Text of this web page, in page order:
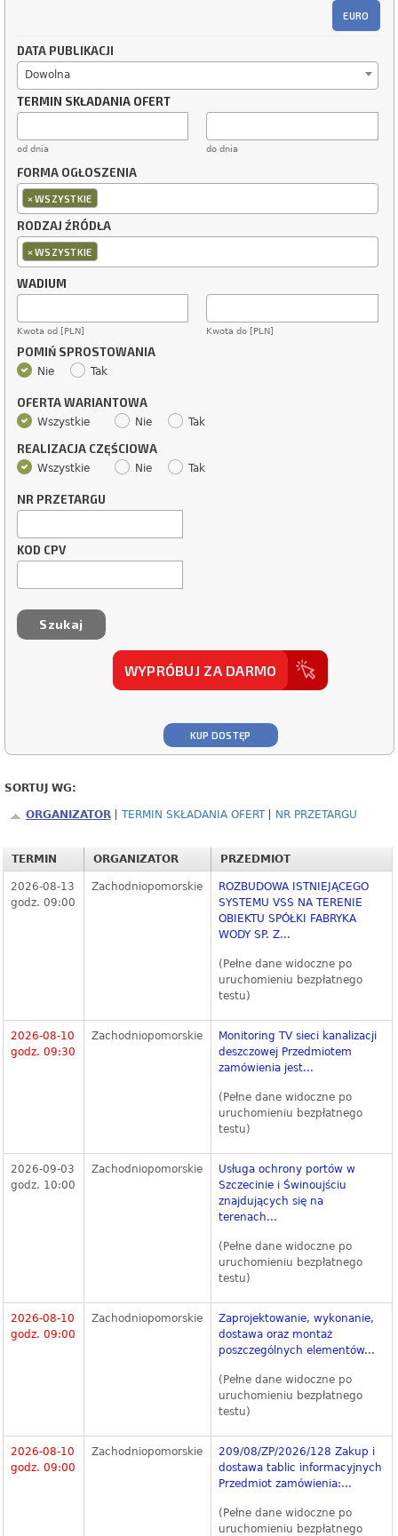
EURO
DATA PUBLIKACJI
Dowolna
TERMIN SKŁADANIA OFERT
od dnia do dnia
FORMA OGŁOSZENIA
×WSZYSTKIE
RODZAJ ŹRÓDŁA
×WSZYSTKIE
WADIUM
Kwota od [PLN] Kwota do [PLN]
POMIŃ SPROSTOWANIA
Nie Tak
OFERTA WARIANTOWA
Wszystkie Nie Tak
REALIZACJA CZĘŚCIOWA
Wszystkie Nie Tak
NR PRZETARGU
KOD CPV
WYPRÓBUJ ZA DARMO
KUP DOSTĘP
SORTUJ WG:
ORGANIZATOR TERMIN SKŁADANIA OFERT NR PRZETARGU
TERMIN ORGANIZATOR PRZEDMIOT
2026-08-13
godz. 09:00
Zachodniopomorskie
ROZBUDOWA ISTNIEJĄCEGO
SYSTEMU VSS NA TERENIE
OBIEKTU SPÓŁKI FABRYKA
WODY SP. Z...
(Pełne dane widoczne po
uruchomieniu bezpłatnego
testu)
2026-08-10
godz. 09:30
Zachodniopomorskie
Monitoring TV sieci kanalizacji
deszczowej Przedmiotem
zamówienia jest...
(Pełne dane widoczne po
uruchomieniu bezpłatnego
testu)
2026-09-03
godz. 10:00
Zachodniopomorskie
Usługa ochrony portów w
Szczecinie i Świnoujściu
znajdujących się na
terenach...
(Pełne dane widoczne po
uruchomieniu bezpłatnego
testu)
2026-08-10
godz. 09:00
Zachodniopomorskie
Zaprojektowanie, wykonanie,
dostawa oraz montaż
poszczególnych elementów...
(Pełne dane widoczne po
uruchomieniu bezpłatnego
testu)
2026-08-10
godz. 09:00
Zachodniopomorskie
209/08/ZP/2026/128 Zakup i
dostawa tablic informacyjnych
Przedmiot zamówienia:...
(Pełne dane widoczne po
uruchomieniu bezpłatnego